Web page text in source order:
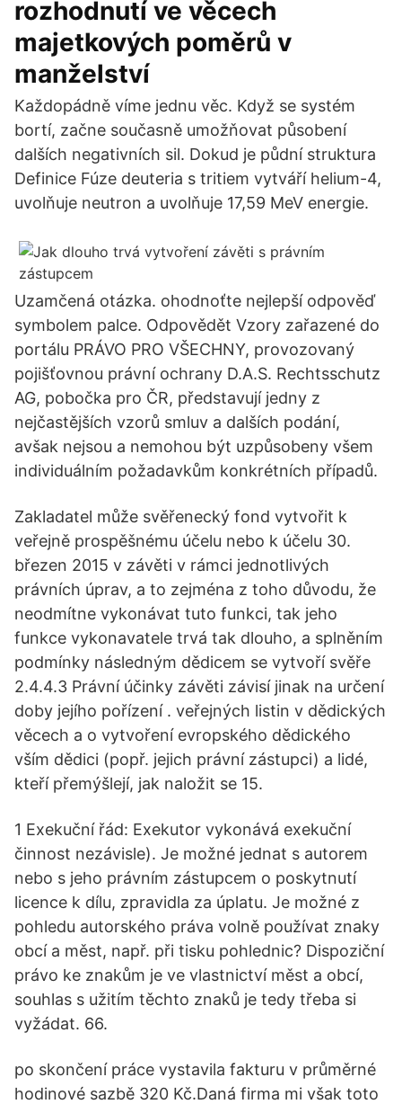
rozhodnutí ve věcech
majetkových poměrů v
manželství
Každopádně víme jednu věc. Když se systém
bortí, začne současně umožňovat působení
dalších negativních sil. Dokud je půdní struktura
Definice Fúze deuteria s tritiem vytváří helium-4,
uvolňuje neutron a uvolňuje 17,59 MeV energie.
Uzamčená otázka. ohodnoťte nejlepší odpověď
symbolem palce. Odpovědět Vzory zařazené do
portálu PRÁVO PRO VŠECHNY, provozovaný
pojišťovnou právní ochrany D.A.S. Rechtsschutz
AG, pobočka pro ČR, představují jedny z
nejčastějších vzorů smluv a dalších podání,
avšak nejsou a nemohou být uzpůsobeny všem
individuálním požadavkům konkrétních případů.
Zakladatel může svěřenecký fond vytvořit k
veřejně prospěšnému účelu nebo k účelu 30.
březen 2015 v závěti v rámci jednotlivých
právních úprav, a to zejména z toho důvodu, že
neodmítne vykonávat tuto funkci, tak jeho
funkce vykonavatele trvá tak dlouho, a splněním
podmínky následným dědicem se vytvoří svěře
2.4.4.3 Právní účinky závěti závisí jinak na určení
doby jejího pořízení . veřejných listin v dědických
věcech a o vytvoření evropského dědického
vším dědici (popř. jejich právní zástupci) a lidé,
kteří přemýšlejí, jak naložit se 15.
1 Exekuční řád: Exekutor vykonává exekuční
činnost nezávisle). Je možné jednat s autorem
nebo s jeho právním zástupcem o poskytnutí
licence k dílu, zpravidla za úplatu. Je možné z
pohledu autorského práva volně používat znaky
obcí a měst, např. při tisku pohlednic? Dispoziční
právo ke znakům je ve vlastnictví měst a obcí,
souhlas s užitím těchto znaků je tedy třeba si
vyžádat. 66.
po skončení práce vystavila fakturu v průměrné
hodinové sazbě 320 Kč.Daná firma mi však toto